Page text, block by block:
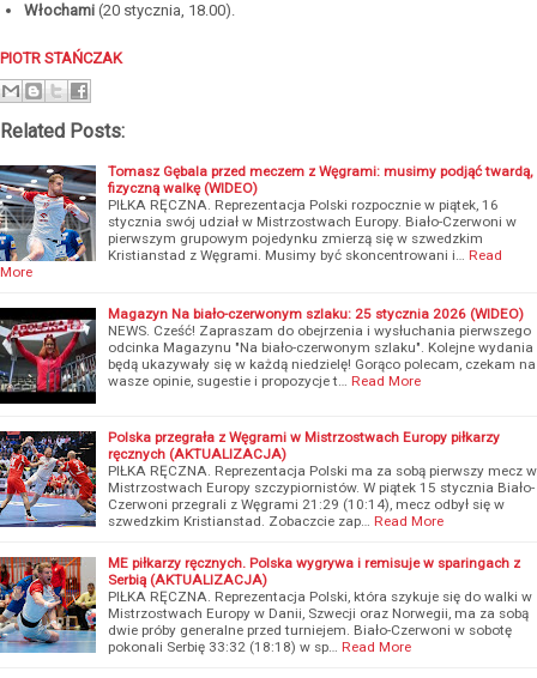
Włochami (20 stycznia, 18.00).
PIOTR STAŃCZAK
Related Posts:
Tomasz Gębala przed meczem z Węgrami: musimy podjąć twardą,
fizyczną walkę (WIDEO)
PIŁKA RĘCZNA. Reprezentacja Polski rozpocznie w piątek, 16
stycznia swój udział w Mistrzostwach Europy. Biało-Czerwoni w
pierwszym grupowym pojedynku zmierzą się w szwedzkim
Kristianstad z Węgrami. Musimy być skoncentrowani i…
Read
More
Magazyn Na biało-czerwonym szlaku: 25 stycznia 2026 (WIDEO)
NEWS. Cześć! Zapraszam do obejrzenia i wysłuchania pierwszego
odcinka Magazynu "Na biało-czerwonym szlaku". Kolejne wydania
będą ukazywały się w każdą niedzielę! Gorąco polecam, czekam na
wasze opinie, sugestie i propozycje t…
Read More
Polska przegrała z Węgrami w Mistrzostwach Europy piłkarzy
ręcznych (AKTUALIZACJA)
PIŁKA RĘCZNA. Reprezentacja Polski ma za sobą pierwszy mecz w
Mistrzostwach Europy szczypiornistów. W piątek 15 stycznia Biało-
Czerwoni przegrali z Węgrami 21:29 (10:14), mecz odbył się w
szwedzkim Kristianstad. Zobaczcie zap…
Read More
ME piłkarzy ręcznych. Polska wygrywa i remisuje w sparingach z
Serbią (AKTUALIZACJA)
PIŁKA RĘCZNA. Reprezentacja Polski, która szykuje się do walki w
Mistrzostwach Europy w Danii, Szwecji oraz Norwegii, ma za sobą
dwie próby generalne przed turniejem. Biało-Czerwoni w sobotę
pokonali Serbię 33:32 (18:18) w sp…
Read More